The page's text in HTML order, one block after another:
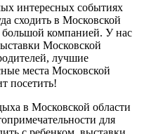
интересных событиях
сходить в Московской
большой компанией. У нас
Московской
лучшие
места Московской
посетить!
в Московской области
для